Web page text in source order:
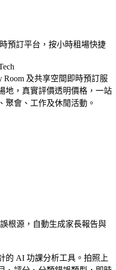
預訂平台，按小時租場快捷
Room 及共享空間即時預訂服
地，真實評價透明價格，一站
聚會、工作及休閒活動。
根源，自動生成家長報告與
的 AI 功課分析工具。拍照上